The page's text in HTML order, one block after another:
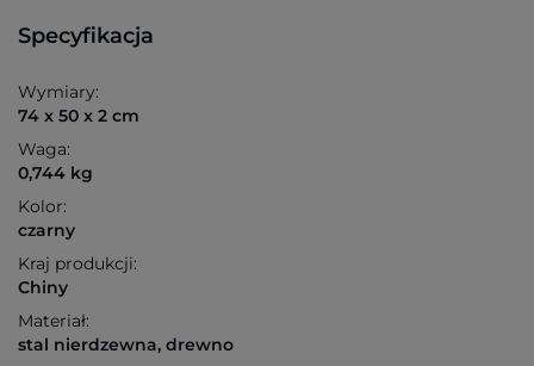
Specyfikacja
Wymiary:
74 x 50 x 2 cm
Waga:
0,744 kg
Kolor:
czarny
Kraj produkcji:
Chiny
Materiał:
stal nierdzewna, drewno